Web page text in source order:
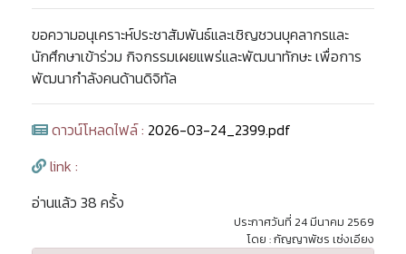
ขอความอนุเคราะห์ประชาสัมพันธ์และเชิญชวนบุคลากรและ
นักศึกษาเข้าร่วม กิจกรรมเผยแพร่และพัฒนาทักษะ เพื่อการ
พัฒนากำลังคนด้านดิจิทัล
ดาวน์โหลดไฟล์ : 2026-03-24_2399.pdf
link :
อ่านแล้ว 38 ครั้ง
ประกาศวันที่ 24 มีนาคม 2569
โดย : กัญญาพัชร เซ่งเอียง